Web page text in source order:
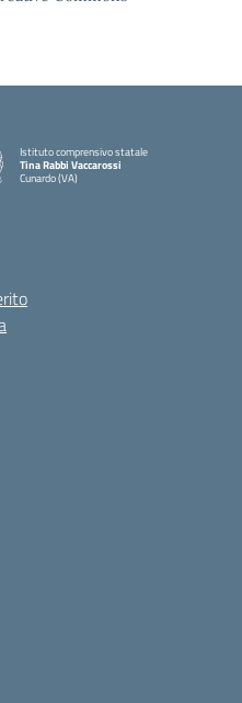
Istituto comprensivo statale
Tina Rabbi Vaccarossi
Cunardo (VA)